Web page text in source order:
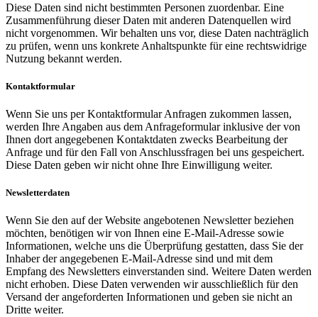
Diese Daten sind nicht bestimmten Personen zuordenbar. Eine
Zusammenführung dieser Daten mit anderen Datenquellen wird
nicht vorgenommen. Wir behalten uns vor, diese Daten nachträglich
zu prüfen, wenn uns konkrete Anhaltspunkte für eine rechtswidrige
Nutzung bekannt werden.
Kontaktformular
Wenn Sie uns per Kontaktformular Anfragen zukommen lassen,
werden Ihre Angaben aus dem Anfrageformular inklusive der von
Ihnen dort angegebenen Kontaktdaten zwecks Bearbeitung der
Anfrage und für den Fall von Anschlussfragen bei uns gespeichert.
Diese Daten geben wir nicht ohne Ihre Einwilligung weiter.
Newsletterdaten
Wenn Sie den auf der Website angebotenen Newsletter beziehen
möchten, benötigen wir von Ihnen eine E-Mail-Adresse sowie
Informationen, welche uns die Überprüfung gestatten, dass Sie der
Inhaber der angegebenen E-Mail-Adresse sind und mit dem
Empfang des Newsletters einverstanden sind. Weitere Daten werden
nicht erhoben. Diese Daten verwenden wir ausschließlich für den
Versand der angeforderten Informationen und geben sie nicht an
Dritte weiter.